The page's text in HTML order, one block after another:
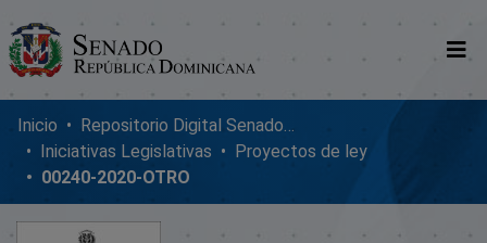
Comunidades
Glosario
Nosotros
Inicio
Repositorio Digital SenadoRD
Iniciativas Legislativas
Proyectos de ley
00240-2020-OTRO